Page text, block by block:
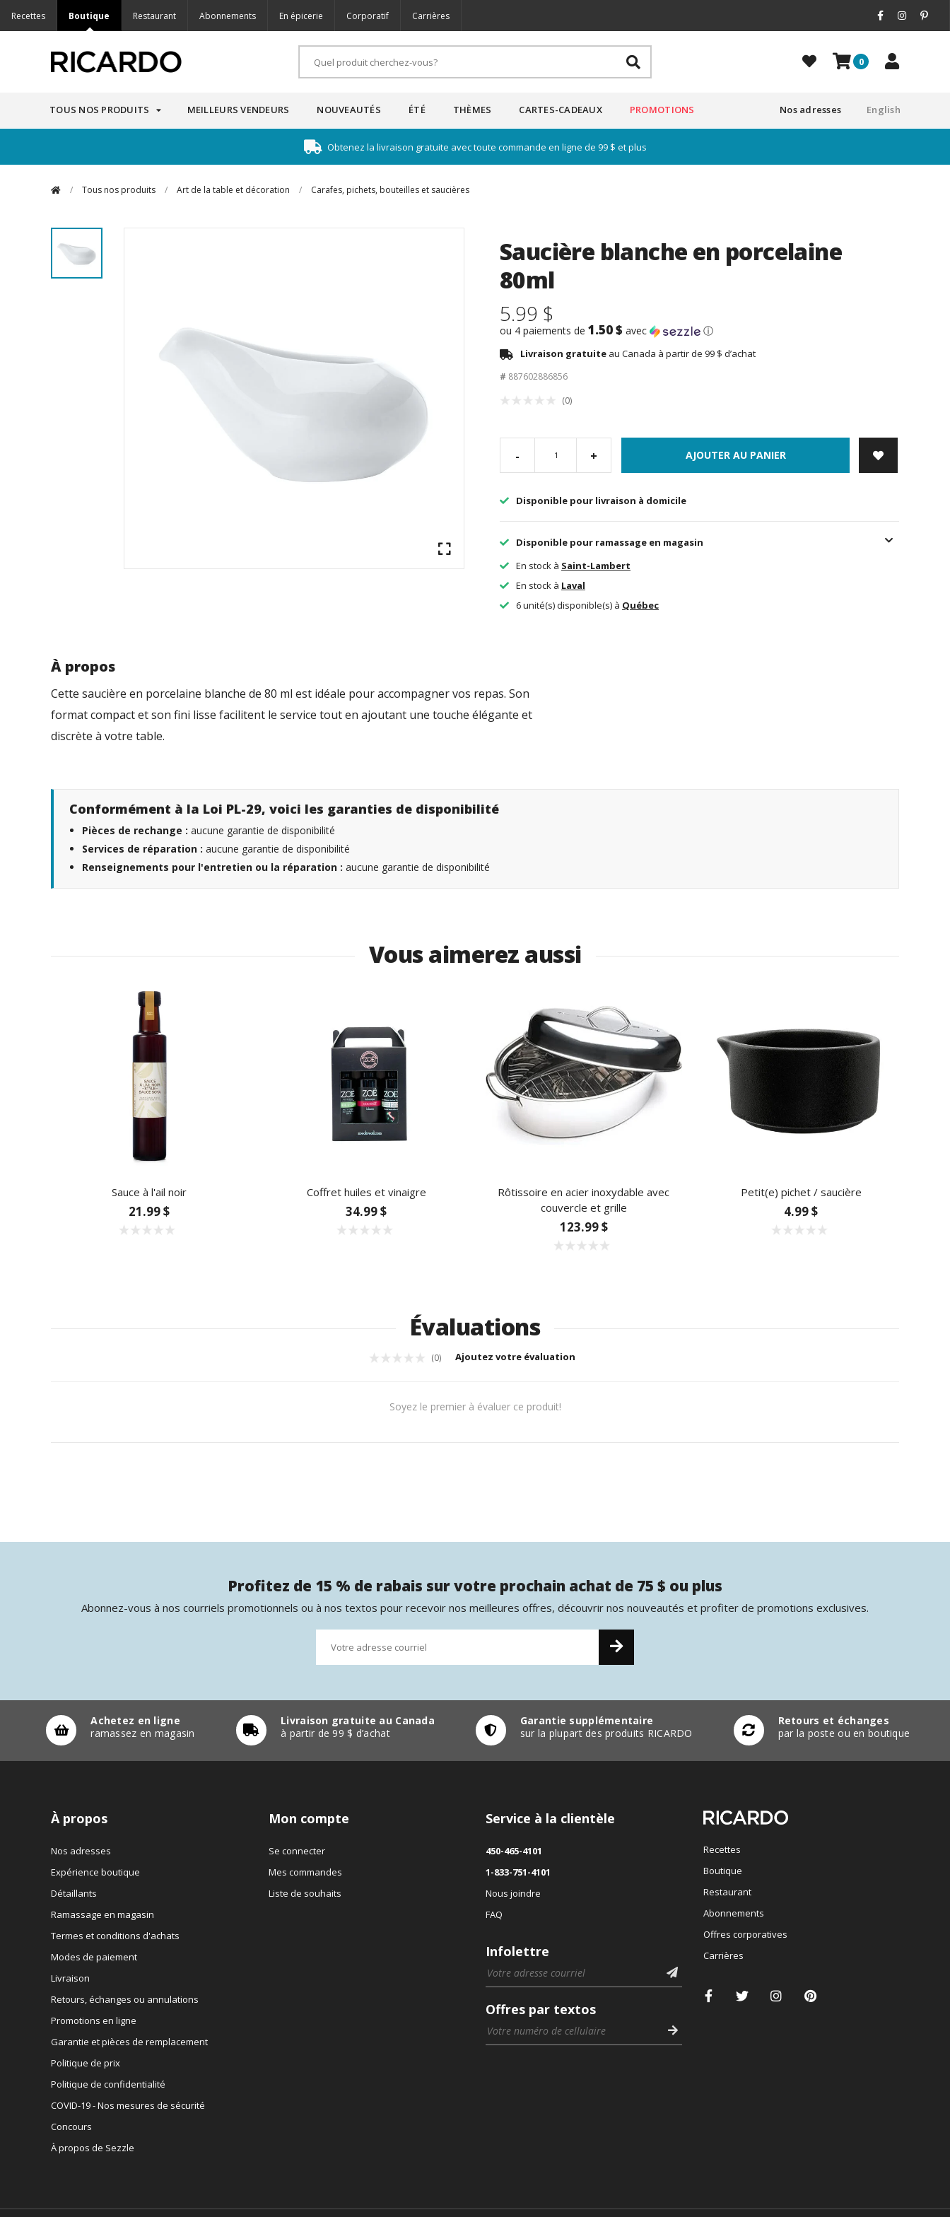
Recettes Boutique Restaurant Abonnements En épicerie Corporatif Carrières
0
TOUS NOS PRODUITS MEILLEURS VENDEURS NOUVEAUTÉS ÉTÉ THÈMES CARTES-CADEAUX PROMOTIONS English
Nos adresses
Obtenez la livraison gratuite avec toute commande en ligne de 99 $ et plus
/ Tous nos produits / Art de la table et décoration / Carafes, pichets, bouteilles et saucières
Saucière blanche en porcelaine
80ml
5.99 $
ou 4 paiements de 1.50 $ avec ⓘ
Livraison gratuite au Canada à partir de 99 $ d’achat
# 887602886856
(0)
- + AJOUTER AU PANIER
Disponible pour livraison à domicile
Disponible pour ramassage en magasin
En stock à Saint-Lambert
En stock à Laval
6 unité(s) disponible(s) à Québec
À propos
Cette saucière en porcelaine blanche de 80 ml est idéale pour accompagner vos repas. Son
format compact et son fini lisse facilitent le service tout en ajoutant une touche élégante et
discrète à votre table.
Conformément à la Loi PL-29, voici les garanties de disponibilité
Pièces de rechange : aucune garantie de disponibilité
Services de réparation : aucune garantie de disponibilité
Renseignements pour l'entretien ou la réparation : aucune garantie de disponibilité
Vous aimerez aussi
Sauce à l'ail noir
21.99 $
Coffret huiles et vinaigre
34.99 $
Rôtissoire en acier inoxydable avec
couvercle et grille
123.99 $
Petit(e) pichet / saucière
4.99 $
Évaluations
(0) Ajoutez votre évaluation
Soyez le premier à évaluer ce produit!
Profitez de 15 % de rabais sur votre prochain achat de 75 $ ou plus
Abonnez-vous à nos courriels promotionnels ou à nos textos pour recevoir nos meilleures offres, découvrir nos nouveautés et profiter de promotions exclusives.
Achetez en ligne
ramassez en magasin
Livraison gratuite au Canada
à partir de 99 $ d’achat
Garantie supplémentaire
sur la plupart des produits RICARDO
Retours et échanges
par la poste ou en boutique
À propos
Nos adresses
Expérience boutique
Détaillants
Ramassage en magasin
Termes et conditions d'achats
Modes de paiement
Livraison
Retours, échanges ou annulations
Promotions en ligne
Garantie et pièces de remplacement
Politique de prix
Politique de confidentialité
COVID-19 - Nos mesures de sécurité
Concours
À propos de Sezzle
Mon compte
Se connecter
Mes commandes
Liste de souhaits
Service à la clientèle
450-465-4101
1-833-751-4101
Nous joindre
FAQ
Infolettre
Offres par textos
Recettes
Boutique
Restaurant
Abonnements
Offres corporatives
Carrières